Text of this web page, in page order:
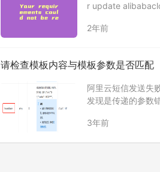
r update
2年前
请检查模板内容与模板参数是否匹配
阿里云短信发送失
发现是传递的参数
3年前